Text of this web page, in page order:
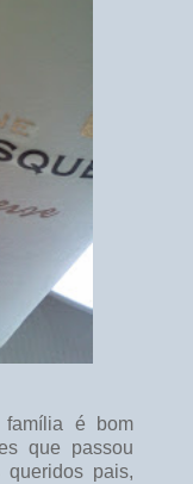
família é bom
que passou
pais,